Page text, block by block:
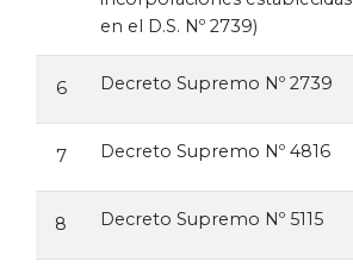
en el D.S. Nº 2739)
6 Decreto Supremo Nº 2739
7 Decreto Supremo Nº 4816
8 Decreto Supremo Nº 5115